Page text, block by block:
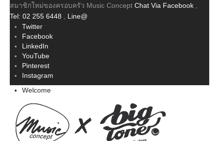
สมาชิกใหม่ของครอบครัว Music Concept Chat Via Facebook
Tel: 02 255 6448
Line@
Twitter
Facebook
LinkedIn
YouTube
Pinterest
Instagram
Welcome